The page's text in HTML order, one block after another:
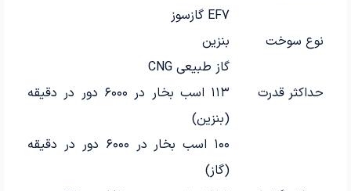
EF7 گازسوز
نوع سوخت
بنزین
گاز طبیعی CNG
حداکثر قدرت
۱۱۳ اسب بخار در ۶۰۰۰ دور در دقیقه
(بنزین)
۱۰۰ اسب بخار در ۶۰۰۰ دور در دقیقه
(گاز)